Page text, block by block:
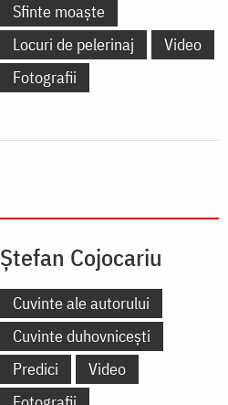
Sfinte moaște
Locuri de pelerinaj
Video
Fotografii
Ștefan Cojocariu
Cuvinte ale autorului
Cuvinte duhovnicești
Predici
Video